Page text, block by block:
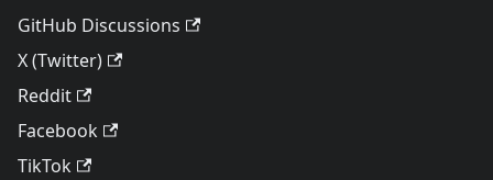
GitHub Discussions
X (Twitter)
Reddit
Facebook
TikTok